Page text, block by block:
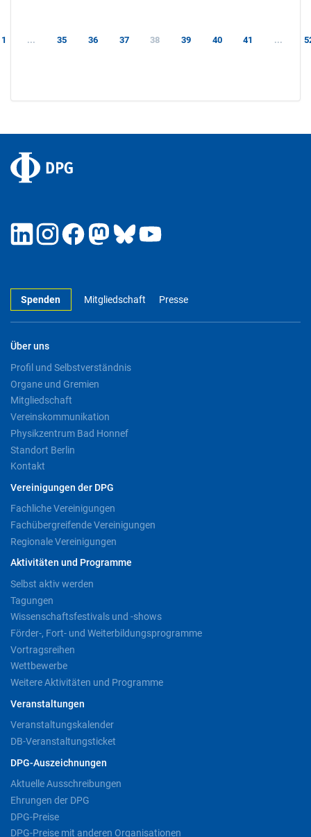
1 ... 35 36 37 38 39 40 41 ...
Spenden Mitgliedschaft Presse
Über uns
Profil und Selbstverständnis
Organe und Gremien
Mitgliedschaft
Vereinskommunikation
Physikzentrum Bad Honnef
Standort Berlin
Kontakt
Vereinigungen der DPG
Fachliche Vereinigungen
Fachübergreifende Vereinigungen
Regionale Vereinigungen
Aktivitäten und Programme
Selbst aktiv werden
Tagungen
Wissenschaftsfestivals und -shows
Förder-, Fort- und Weiterbildungsprogramme
Vortragsreihen
Wettbewerbe
Weitere Aktivitäten und Programme
Veranstaltungen
Veranstaltungskalender
DB-Veranstaltungsticket
DPG-Auszeichnungen
Aktuelle Ausschreibungen
Ehrungen der DPG
DPG-Preise
DPG-Preise mit anderen Organisationen